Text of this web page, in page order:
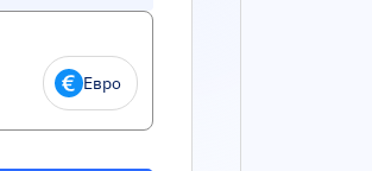
Евро